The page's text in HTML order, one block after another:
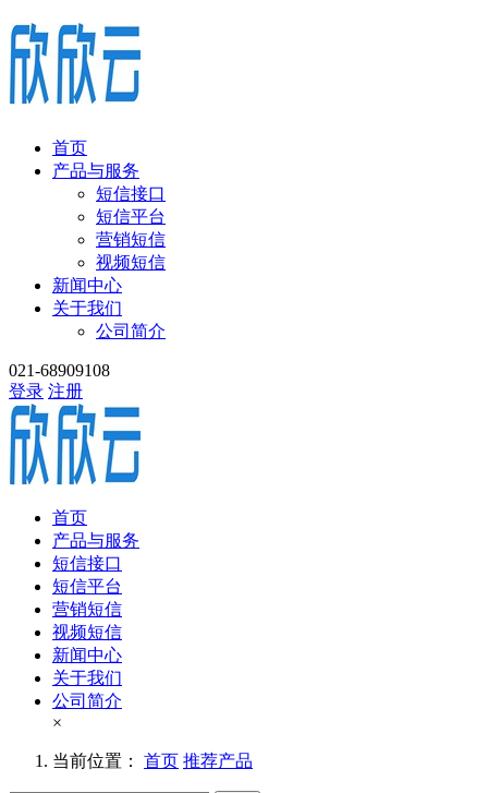
首页
产品与服务
短信接口
短信平台
营销短信
视频短信
新闻中心
关于我们
公司简介
021-68909108
登录 注册
首页
产品与服务
短信接口
短信平台
营销短信
视频短信
新闻中心
关于我们
公司简介
×
当前位置： 首页 推荐产品